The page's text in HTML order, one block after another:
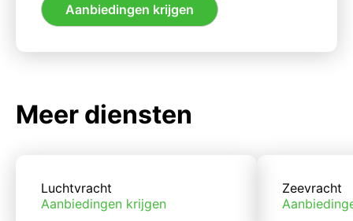
Aanbiedingen krijgen
Meer diensten
Luchtvracht
Aanbiedingen krijgen
Zeevracht